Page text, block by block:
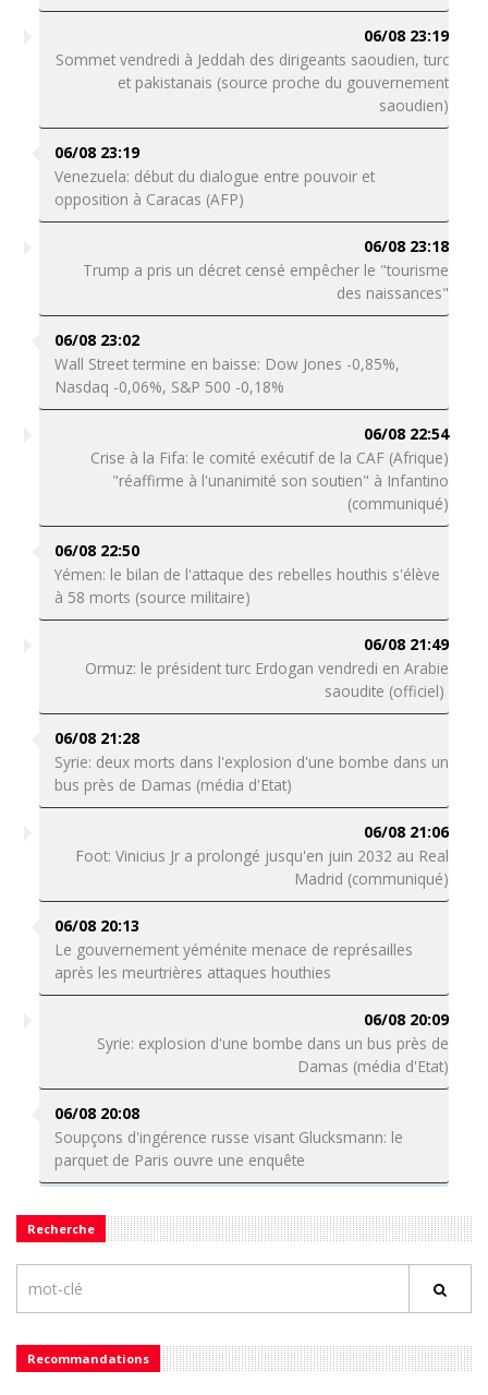
06/08 23:19
Sommet vendredi à Jeddah des dirigeants saoudien, turc
et pakistanais (source proche du gouvernement
saoudien)
06/08 23:19
Venezuela: début du dialogue entre pouvoir et
opposition à Caracas (AFP)
06/08 23:18
Trump a pris un décret censé empêcher le "tourisme
des naissances"
06/08 23:02
Wall Street termine en baisse: Dow Jones -0,85%,
Nasdaq -0,06%, S&P 500 -0,18%
06/08 22:54
Crise à la Fifa: le comité exécutif de la CAF (Afrique)
"réaffirme à l'unanimité son soutien" à Infantino
(communiqué)
06/08 22:50
Yémen: le bilan de l'attaque des rebelles houthis s'élève
à 58 morts (source militaire)
06/08 21:49
Ormuz: le président turc Erdogan vendredi en Arabie
saoudite (officiel)
06/08 21:28
Syrie: deux morts dans l'explosion d'une bombe dans un
bus près de Damas (média d'Etat)
06/08 21:06
Foot: Vinicius Jr a prolongé jusqu'en juin 2032 au Real
Madrid (communiqué)
06/08 20:13
Le gouvernement yéménite menace de représailles
après les meurtrières attaques houthies
06/08 20:09
Syrie: explosion d'une bombe dans un bus près de
Damas (média d'Etat)
06/08 20:08
Soupçons d'ingérence russe visant Glucksmann: le
parquet de Paris ouvre une enquête
Recherche
Recommandations